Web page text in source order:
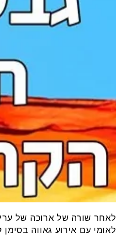
לאחר שורה של ארוכה של
לאומי עם אירוע גאווה